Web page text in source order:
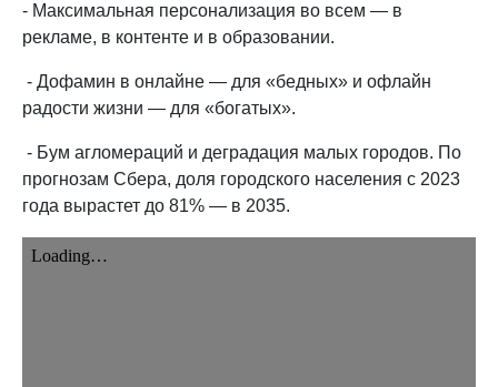
- Максимальная персонализация во всем — в
рекламе, в контенте и в образовании.
- Дофамин в онлайне — для «бедных» и офлайн
радости жизни — для «богатых».
- Бум агломераций и деградация малых городов. По
прогнозам Сбера, доля городского населения с 2023
года вырастет до 81% — в 2035.